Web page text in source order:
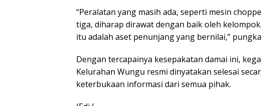
“Peralatan yang masih ada, seperti mesin
tiga, diharap dirawat dengan baik oleh
itu adalah aset penunjang yang bernilai,”
Dengan tercapainya kesepakatan damai ini,
Kelurahan Wungu resmi dinyatakan selesai
keterbukaan informasi dari semua pihak.